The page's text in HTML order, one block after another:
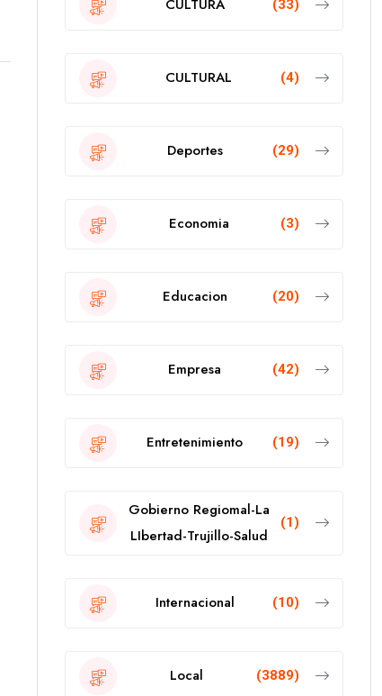
CULTURA (33)
CULTURAL (4)
Deportes (29)
Economia (3)
Educacion (20)
Empresa (42)
Entretenimiento (19)
Gobierno Regiomal-La
LIbertad-Trujillo-Salud
(1)
Internacional (10)
Local (3889)